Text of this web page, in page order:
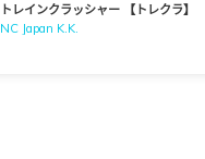
トレインクラッシャー 【トレクラ】
NC Japan K.K.